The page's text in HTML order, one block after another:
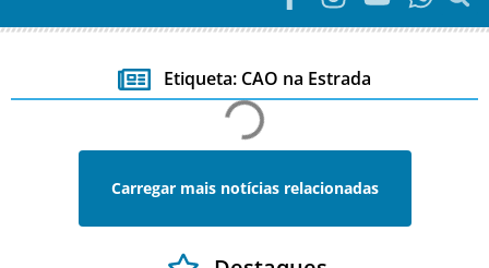
Etiqueta: CAO na Estrada
Carregar mais notícias relacionadas